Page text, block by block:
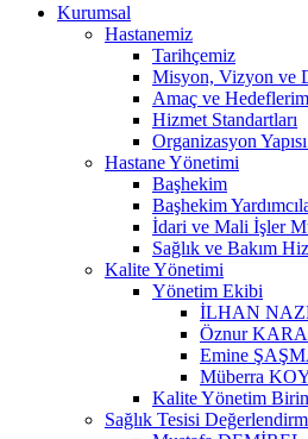
Kurumsal
Hastanemiz
Tarihçemiz
Misyon, Vizyon ve
Amaç ve
Hizmet Standartları
Organizasyon Yapısı
Hastane Yönetimi
Başhekim
Başhekim
İdari ve Mali İşler
Sağlık ve Bakım
Kalite Yönetimi
Yönetim Ekibi
İLHAN
Öznur
Emine
Müberra
Kalite Yönetim
Sağlık Tesisi